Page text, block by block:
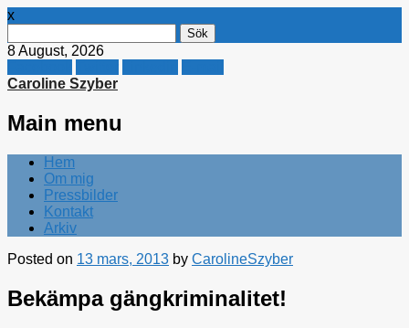
x
efter:
8 August, 2026
Caroline Szyber
Main menu
Skip
content
Hem
Om mig
Pressbilder
Kontakt
Arkiv
Posted on 13 mars, 2013 by CarolineSzyber
Bekämpa gängkriminalitet!